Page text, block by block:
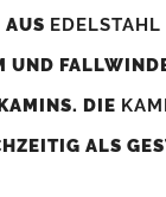
AUS EDELSTAHL
UND
DIE
ALS